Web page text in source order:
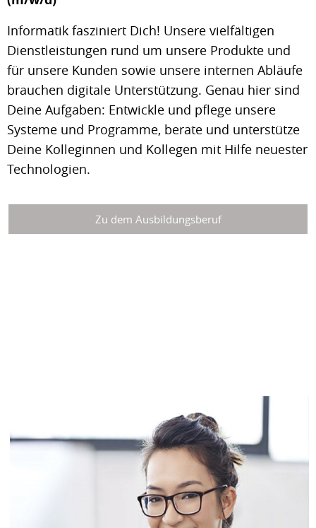
Informatik fasziniert Dich! Unsere vielfältigen
Dienstleistungen rund um unsere Produkte und
für unsere Kunden sowie unsere internen Abläufe
brauchen digitale Unterstützung. Genau hier sind
Deine Aufgaben: Entwickle und pflege unsere
Systeme und Programme, berate und unterstütze
Deine Kolleginnen und Kollegen mit Hilfe neuester
Technologien.
Zu dem Ausbildungsberuf